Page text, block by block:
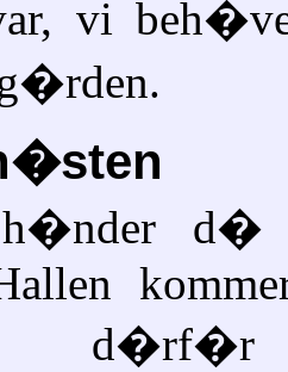
vi
h�nder
d�rf�r